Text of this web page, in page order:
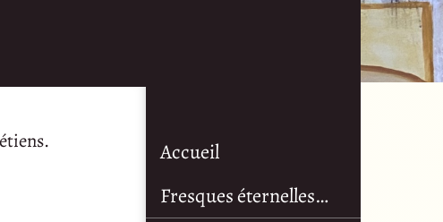
Accueil
Fresques éternelles…